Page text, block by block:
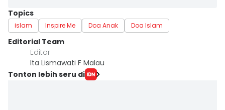
Topics
islam Inspire Me Doa Anak Doa Islam
Editorial Team
Editor
Ita Lismawati F Malau
Tonton lebih seru di